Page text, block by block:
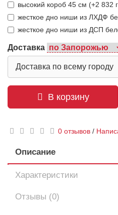
высокий короб 45 см (+2 832
жесткое дно ниши из ЛХДФ
жесткое дно ниши из ДСП
Доставка
Доставка по всему городу
В корзину
0 отзывов /
Описание
Характеристики
Отзывы (0)